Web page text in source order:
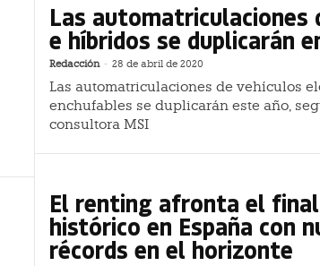
Las automatriculaciones
e híbridos se duplicarán
Redacción - 28 de abril de 2020
Las automatriculaciones de vehículos
enchufables se duplicarán este año,
consultora MSI
El renting afronta el
histórico en España con
récords en el horizonte